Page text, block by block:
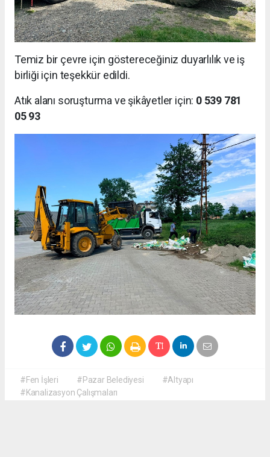
Temiz bir çevre için göstereceğiniz duyarlılık ve iş
birliği için teşekkür edildi.
Atık alanı soruşturma ve şikâyetler için: 0 539 781
05 93
#Fen İşleri #Pazar Belediyesi
#Altyapı
#Kanalizasyon Çalışmaları